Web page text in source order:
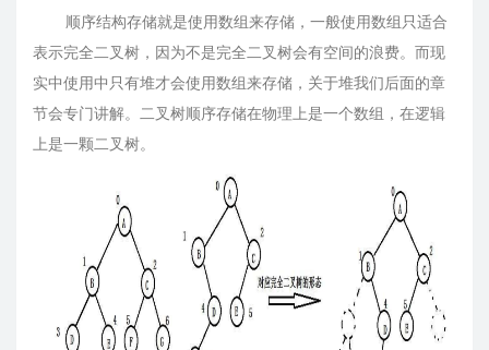
顺序结构存储就是使用数组来存储，一般使用数组只适合
表示完全二叉树，因为不是完全二叉树会有空间的浪费。而现
实中使用中只有堆才会使用数组来存储，关于堆我们后面的章
节会专门讲解。二叉树顺序存储在物理上是一个数组，在逻辑
上是一颗二叉树。